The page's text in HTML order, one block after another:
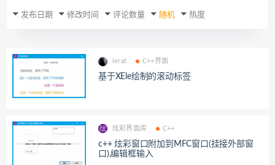
发布日期 修改时间 评论数量 随机 热度
ierat C++界面
基于XEle绘制的滚动标签
炫彩界面库 C++
c++ 炫彩窗口附加到MFC窗口(挂接外部窗
口),编辑框输入